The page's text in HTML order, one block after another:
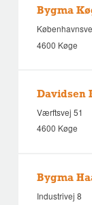
Bygma
4600 Køge
Davidsen
Værftsvej 51
4600 Køge
Bygma
Industrivej 8